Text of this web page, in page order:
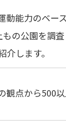
能力のベー
の公園を調
します。
観点から500